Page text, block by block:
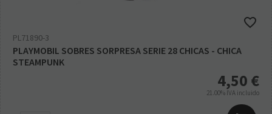
PL71890-3
PLAYMOBIL SOBRES SORPRESA SERIE 28 CHICAS - CHICA
STEAMPUNK
4,50 €
21.00% IVA incluido